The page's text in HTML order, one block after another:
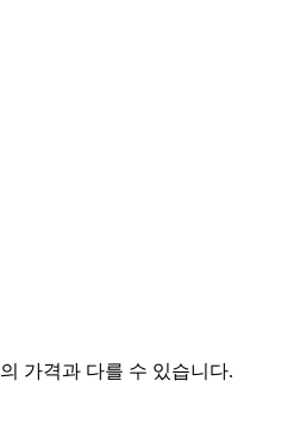
가격과 다를 수 있습니다.